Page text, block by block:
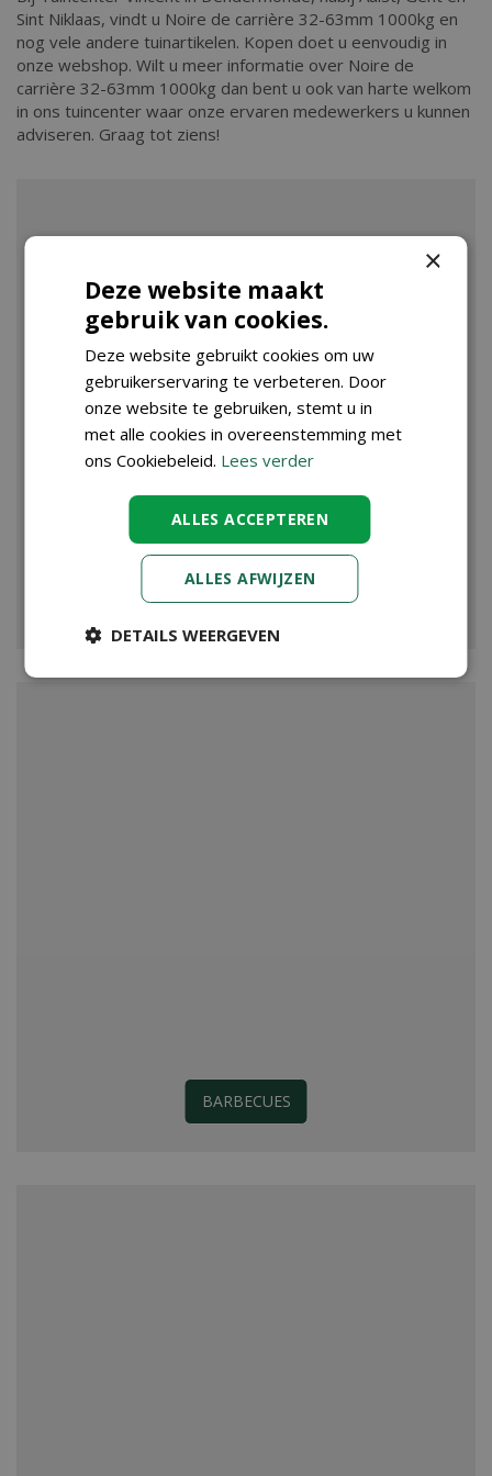
Sint Niklaas, vindt u Noire de carrière 32-63mm 1000kg en
nog vele andere tuinartikelen. Kopen doet u eenvoudig in
onze webshop. Wilt u meer informatie over Noire de
carrière 32-63mm 1000kg dan bent u ook van harte welkom
in ons tuincenter waar onze ervaren medewerkers u kunnen
adviseren. Graag tot ziens!
VIJVER
BARBECUES
×
Deze website maakt
gebruik van cookies.
Deze website gebruikt cookies om uw
gebruikerservaring te verbeteren. Door
onze website te gebruiken, stemt u in
met alle cookies in overeenstemming met
ons Cookiebeleid. Lees verder
ALLES ACCEPTEREN
ALLES AFWIJZEN
DETAILS WEERGEVEN